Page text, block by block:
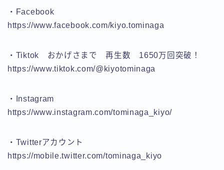
・Facebook
https://www.facebook.com/kiyo.tominaga
・Tiktok おかげさまで 再生数 1650万回突破！
https://www.tiktok.com/@kiyotominaga
・Instagram
https://www.instagram.com/tominaga_kiyo/
・Twitterアカウント
https://mobile.twitter.com/tominaga_kiyo